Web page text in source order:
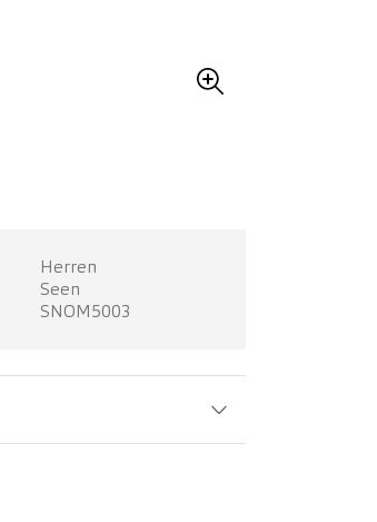
Herren
Seen
SNOM5003